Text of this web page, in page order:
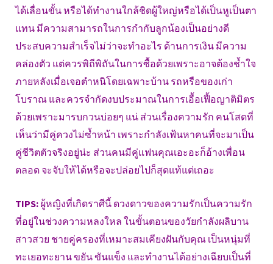
ได้เลื่อนขั้น หรือได้ทำงานใกล้ชิดผู้ใหญ่หรือได้เป็นหูเป็นตา
แทน มีความสามารถในการกำกับลูกน้องเป็นอย่างดี
ประสบความสำเร็จไม่ว่าจะทำอะไร ด้านการเงิน มีความ
คล่องตัว แต่ควรพิถีพิถันในการซื้อด้วยเพราะอาจต้องช้ำใจ
ภายหลังเมื่อเจอตำหนิโดยเฉพาะบ้าน รถหรือของเก่า
โบราณ และควรจำกัดงบประมาณในการเอื้อเฟื้อญาติมิตร
ด้วยเพราะมารบกวนบ่อยๆ แน่ ส่วนเรื่องความรัก คนโสดที่
เห็นว่ามีคู่ควงไม่ซ้ำหน้า เพราะกำลังเฟ้นหาคนที่จะมาเป็น
คู่ชีวิตตัวจริงอยู่น่ะ ส่วนคนมีคู่แฟนคุณเอะอะก็อ้างเพื่อน
ตลอด จะจับให้ได้หรือจะปล่อยไปก็สุดแท้แต่เถอะ
TIPS: ผู้หญิงที่เกิดราศีนี้ ดวงดาวของความรักเป็นความรัก
ที่อยู่ในช่วงความหลงใหล ในขั้นตอนของวัยกำลังผลิบาน
สาวสวย ชายคู่ครองที่เหมาะสมเคียงฝันกับคุณ เป็นหนุ่มที่
ทะเยอทะยาน ขยัน ขันแข็ง และทำงานได้อย่างเฉียบเป็นที่